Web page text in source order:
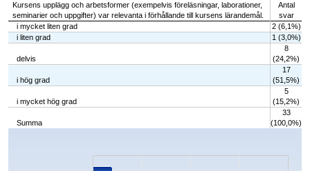
Kursens upplägg och arbetsformer (exempelvis föreläsningar, laborationer,
seminarier och uppgifter) var relevanta i förhållande till kursens lärandemål.
Antal
svar
i mycket liten grad
2 (6,1%)
i liten grad
1 (3,0%)
delvis
8
(24,2%)
i hög grad
17
(51,5%)
i mycket hög grad
5
(15,2%)
Summa
33
(100,0%)
Chart
The chart has 1 X axis displaying categories.
The chart has 1 Y axis displaying values. Data ranges from 1 to 17.